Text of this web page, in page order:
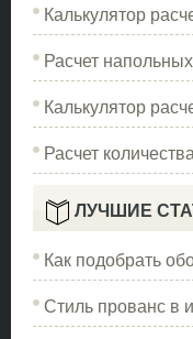
Калькулятор
Расчет
Калькулятор
Расчет
ЛУЧШИЕ
Как подобрать
Стиль прованс в